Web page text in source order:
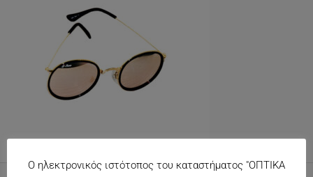
Ο ηλεκτρονικός ιστότοπος του καταστήματος "ΟΠΤΙΚΑ